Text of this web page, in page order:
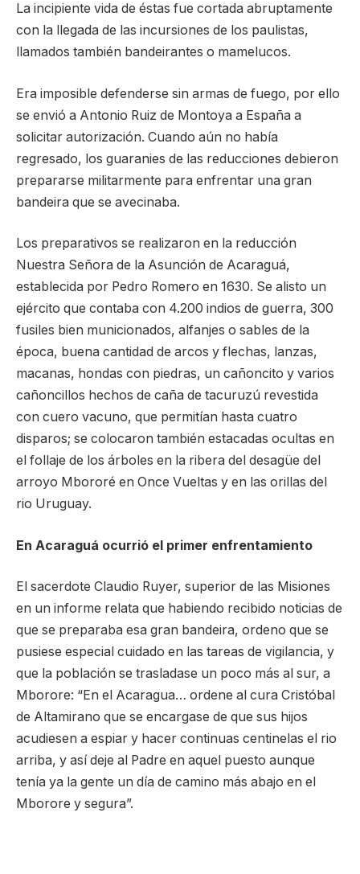
La incipiente vida de éstas fue cortada abruptamente
con la llegada de las incursiones de los paulistas,
llamados también bandeirantes o mamelucos.
Era imposible defenderse sin armas de fuego, por ello
se envió a Antonio Ruiz de Montoya a España a
solicitar autorización. Cuando aún no había
regresado, los guaranies de las reducciones debieron
prepararse militarmente para enfrentar una gran
bandeira que se avecinaba.
Los preparativos se realizaron en la reducción
Nuestra Señora de la Asunción de Acaraguá,
establecida por Pedro Romero en 1630. Se alisto un
ejército que contaba con 4.200 indios de guerra, 300
fusiles bien municionados, alfanjes o sables de la
época, buena cantidad de arcos y flechas, lanzas,
macanas, hondas con piedras, un cañoncito y varios
cañoncillos hechos de caña de tacuruzú revestida
con cuero vacuno, que permitían hasta cuatro
disparos; se colocaron también estacadas ocultas en
el follaje de los árboles en la ribera del desagüe del
arroyo Mbororé en Once Vueltas y en las orillas del
rio Uruguay.
En Acaraguá ocurrió el primer enfrentamiento
El sacerdote Claudio Ruyer, superior de las Misiones
en un informe relata que habiendo recibido noticias de
que se preparaba esa gran bandeira, ordeno que se
pusiese especial cuidado en las tareas de vigilancia, y
que la población se trasladase un poco más al sur, a
Mborore: “En el Acaragua… ordene al cura Cristóbal
de Altamirano que se encargase de que sus hijos
acudiesen a espiar y hacer continuas centinelas el rio
arriba, y así deje al Padre en aquel puesto aunque
tenía ya la gente un día de camino más abajo en el
Mborore y segura”.